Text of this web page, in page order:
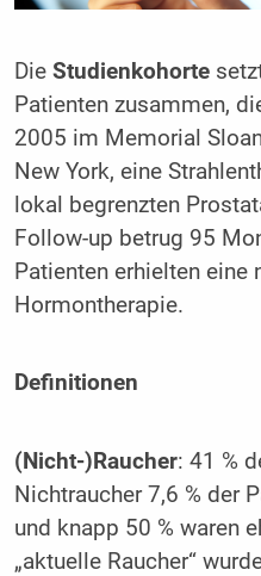
Die Studienkohorte
Patienten zusammen,
2005 im Memorial
New York, eine
lokal begrenzten
Follow-up betrug 95
Patienten erhielten eine
Hormontherapie.
Definitionen
(Nicht-)Raucher: 41 %
Nichtraucher 7,6 % der
und knapp 50 % waren
„aktuelle Raucher“